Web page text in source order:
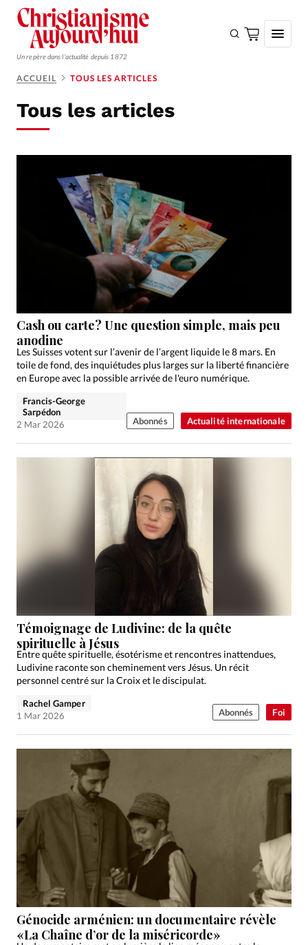
Un repère dans l'actualité depuis 1872
Monde
Opinions
Tous les articles
Édition: Internationale
Devise:
RUBRIQUES
Tous les articles
Actualité chrétienne
Actualité internationale
Dossier
Foi Génération réveil
Monde
Société
Tour du monde des Eglises
Trait d'Ixène
ACCUEIL TOUS LES ARTICLES
Tous les articles
Actualité internationale
Cash ou carte? Une question simple, mais peu
anodine
Les Suisses votent sur l’avenir de l’argent liquide le 8 mars. En
toile de fond, des inquiétudes plus larges sur la liberté financière
en Europe avec la possible arrivée de l'euro numérique.
Francis-George
Sarpédon
2 Mar 2026
Abonnés
Foi
Témoignage de Ludivine: de la quête
spirituelle à Jésus
Entre quête spirituelle, ésotérisme et rencontres inattendues,
Ludivine raconte son cheminement vers Jésus. Un récit
personnel centré sur la Croix et le discipulat.
Rachel Gamper
1 Mar 2026
Abonnés
Génocide arménien: un documentaire révèle
«La Chaîne d’or de la miséricorde»